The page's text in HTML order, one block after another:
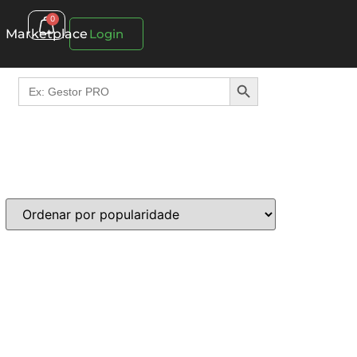
Marketplace
0
Login
Search
for:
Search Button